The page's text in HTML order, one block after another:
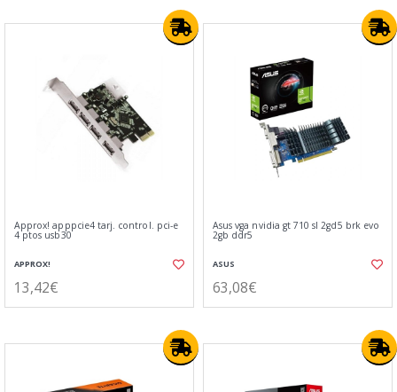
Approx! apppcie4 tarj. control. pci-e
4 ptos usb30
APPROX!
13,42€
Asus vga nvidia gt 710 sl 2gd5 brk evo
2gb ddr5
ASUS
63,08€